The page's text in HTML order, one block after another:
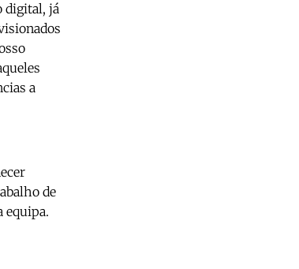
digital, já
a
de
equipa.